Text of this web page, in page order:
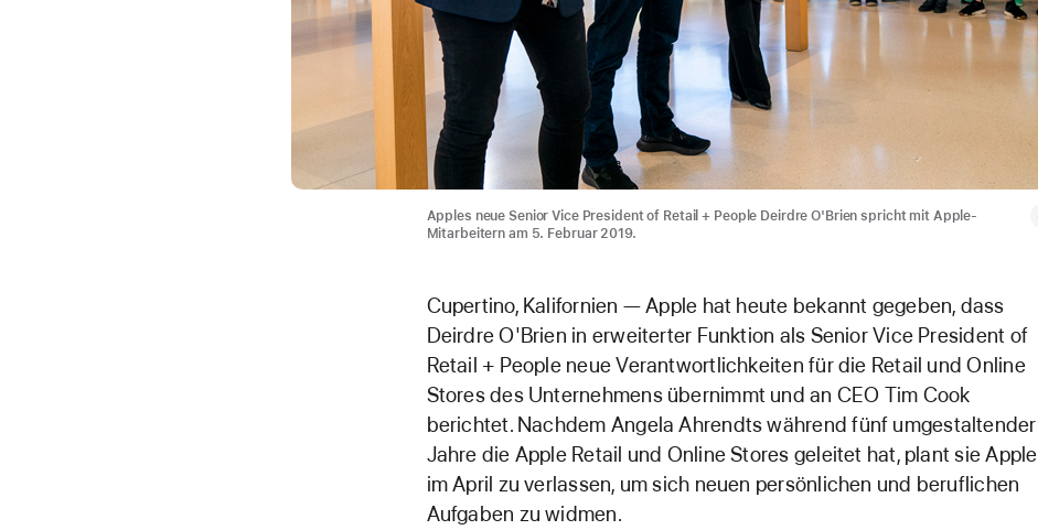
Apples neue Senior Vice President of Retail + People Deirdre O'Brien spricht mit Apple-
Mitarbeitern am 5. Februar 2019.
Cupertino, Kalifornien — Apple hat heute bekannt gegeben, dass
Deirdre O'Brien in erweiterter Funktion als Senior Vice President of
Retail + People neue Verantwortlichkeiten für die Retail und Online
Stores des Unternehmens übernimmt und an CEO Tim Cook
berichtet. Nachdem Angela Ahrendts während fünf umgestaltender
Jahre die Apple Retail und Online Stores geleitet hat, plant sie Apple
im April zu verlassen, um sich neuen persönlichen und beruflichen
Aufgaben zu widmen.